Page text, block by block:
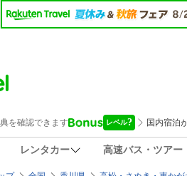
レンタカー 高速バス・ツアー